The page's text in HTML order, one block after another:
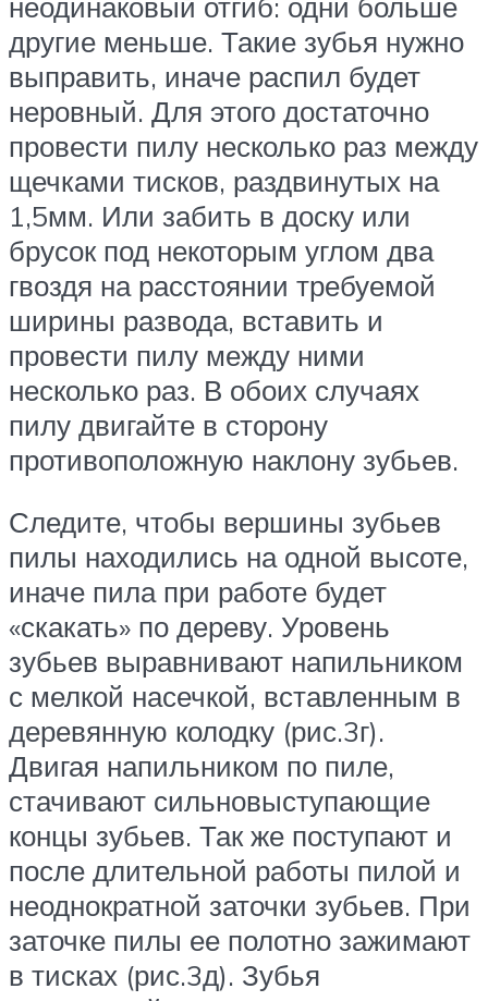
другие меньше. Такие зубья нужно
выправить, иначе распил будет
неровный. Для этого достаточно
провести пилу несколько раз между
щечками тисков, раздвинутых на
1,5мм. Или забить в доску или
брусок под некоторым углом два
гвоздя на расстоянии требуемой
ширины развода, вставить и
провести пилу между ними
несколько раз. В обоих случаях
пилу двигайте в сторону
противоположную наклону зубьев.
Следите, чтобы вершины зубьев
пилы находились на одной высоте,
иначе пила при работе будет
«скакать» по дереву. Уровень
зубьев выравнивают напильником
с мелкой насечкой, вставленным в
деревянную колодку (рис.3г).
Двигая напильником по пиле,
стачивают сильновыступающие
концы зубьев. Так же поступают и
после длительной работы пилой и
неоднократной заточки зубьев. При
заточке пилы ее полотно зажимают
в тисках (рис.3д). Зубья